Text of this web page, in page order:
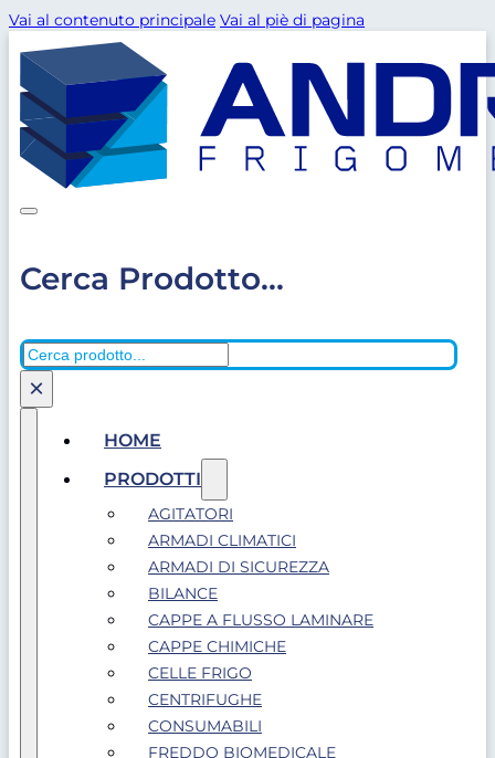
Vai al contenuto principale Vai al piè di pagina
Cerca Prodotto...
Cerca
×
HOME
PRODOTTI
AGITATORI
ARMADI CLIMATICI
ARMADI DI SICUREZZA
BILANCE
CAPPE A FLUSSO LAMINARE
CAPPE CHIMICHE
CELLE FRIGO
CENTRIFUGHE
CONSUMABILI
FREDDO BIOMEDICALE